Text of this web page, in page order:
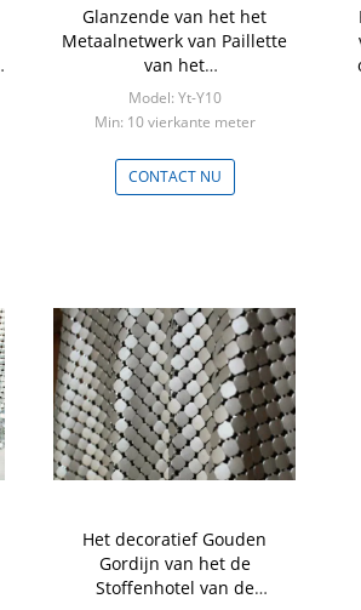
Glanzende van het het
Metaalnetwerk van Paillette
van het
Schoonheidsaluminium Stof
1.5x0.45m Gemakkelijk
Model: Yt-Y10
Min: 10 vierkante meter
CONTACT NU
Het decoratief Gouden
Gordijn van het de
Stoffenhotel van de